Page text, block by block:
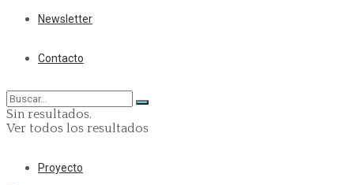
Newsletter
Contacto
Sin resultados.
Ver todos los resultados
Proyecto